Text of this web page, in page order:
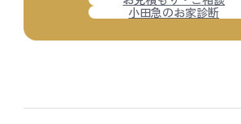
小田急のお家診断